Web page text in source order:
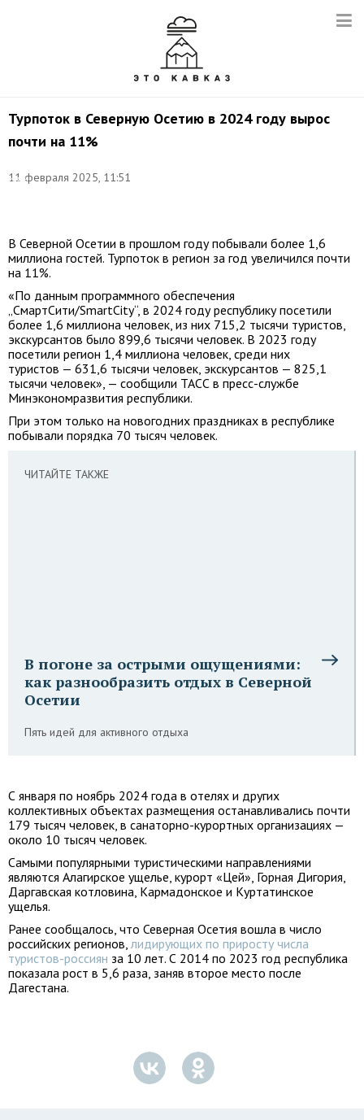
Турпоток в Северную Осетию в 2024 году вырос
почти на 11%
11 февраля 2025, 11:51
Иван
В Северной Осетии в прошлом году побывали более 1,6
миллиона гостей. Турпоток в регион за год увеличился почти
на 11%.
«По данным программного обеспечения
„СмартСити/SmartCity“, в 2024 году республику посетили
более 1,6 миллиона человек, из них 715,2 тысячи туристов,
экскурсантов было 899,6 тысячи человек. В 2023 году
посетили регион 1,4 миллиона человек, среди них
туристов — 631,6 тысячи человек, экскурсантов — 825,1
тысячи человек», — сообщили ТАСС в пресс-службе
Минэкономразвития республики.
При этом только на новогодних праздниках в республике
побывали порядка 70 тысяч человек.
ЧИТАЙТЕ ТАКЖЕ
В погоне за острыми ощущениями:
как разнообразить отдых в Северной
Осетии
Пять идей для активного отдыха
С января по ноябрь 2024 года в отелях и других
коллективных объектах размещения останавливались почти
179 тысяч человек, в санаторно-курортных организациях —
около 10 тысяч человек.
Самыми популярными туристическими направлениями
являются Алагирское ущелье, курорт «Цей», Горная Дигория,
Даргавская котловина, Кармадонское и Куртатинское
ущелья.
Ранее сообщалось, что Северная Осетия вошла в число
российских регионов,лидирующих по приросту числа
туристов-россиян за 10 лет. С 2014 по 2023 год республика
показала рост в 5,6 раза, заняв второе место после
Дагестана.